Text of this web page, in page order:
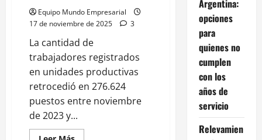
sociales
Equipo Mundo Empresarial
17 de noviembre de 2025
3
La cantidad de
trabajadores registrados
en unidades productivas
retrocedió en 276.624
puestos entre noviembre
de 2023 y...
Argentina:
opciones
para
quienes no
cumplen
con los
años de
servicio
Relevamien